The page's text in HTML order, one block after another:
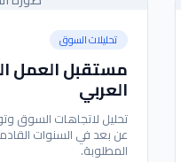
تحليلات السوق
مستقبل العمل
العربي
تحليل لاتجاهات السوق
عن بعد في السنوات
المطلوبة.